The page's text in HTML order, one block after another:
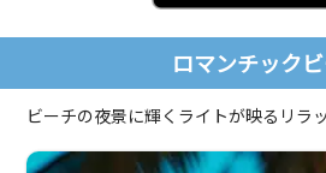
ロマンチック
ビーチの夜景に輝くライトが映るリラ